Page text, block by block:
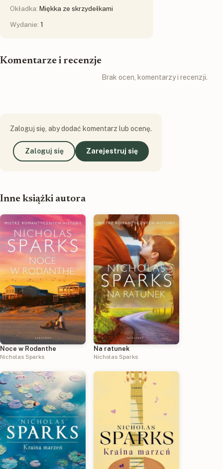
Okładka: Miękka ze skrzydełkami
Wydanie: 1
Komentarze i recenzje
Brak ocen, komentarzy i recenzji.
Zaloguj się, aby dodać komentarz lub ocenę.
Zaloguj się Zarejestruj się
Inne książki autora
Noce w Rodanthe
Nicholas Sparks
Na ratunek
Nicholas Sparks